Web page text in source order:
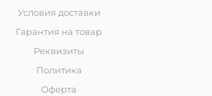
Условия доставки
Гарантия на товар
Реквизиты
Политика
Оферта